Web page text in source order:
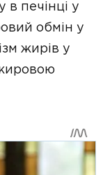
в печінці у
обмін у
жирів у